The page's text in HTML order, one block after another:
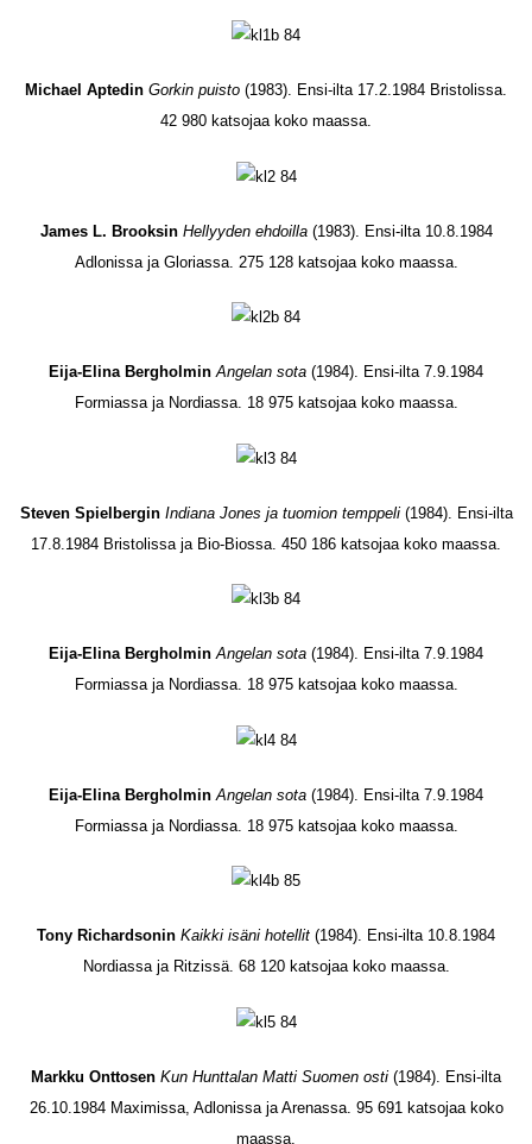
Michael Aptedin Gorkin puisto (1983). Ensi-ilta 17.2.1984 Bristolissa.
42 980 katsojaa koko maassa.
James L. BrooksinHellyyden ehdoilla(1983). Ensi-ilta 10.8.1984
Adlonissa ja Gloriassa. 275 128 katsojaa koko maassa.
Eija-Elina Bergholmin Angelan sota (1984). Ensi-ilta 7.9.1984
Formiassa ja Nordiassa. 18 975 katsojaa koko maassa.
Steven Spielbergin Indiana Jones ja tuomion temppeli(1984). Ensi-ilta
17.8.1984 Bristolissa ja Bio-Biossa. 450 186 katsojaa koko maassa.
Eija-Elina Bergholmin Angelan sota (1984). Ensi-ilta 7.9.1984
Formiassa ja Nordiassa. 18 975 katsojaa koko maassa.
Eija-Elina Bergholmin Angelan sota (1984). Ensi-ilta 7.9.1984
Formiassa ja Nordiassa. 18 975 katsojaa koko maassa.
Tony Richardsonin Kaikki isäni hotellit (1984). Ensi-ilta 10.8.1984
Nordiassa ja Ritzissä. 68 120 katsojaa koko maassa.
Markku Onttosen Kun Hunttalan Matti Suomen osti (1984). Ensi-ilta
26.10.1984 Maximissa, Adlonissa ja Arenassa. 95 691 katsojaa koko
maassa.